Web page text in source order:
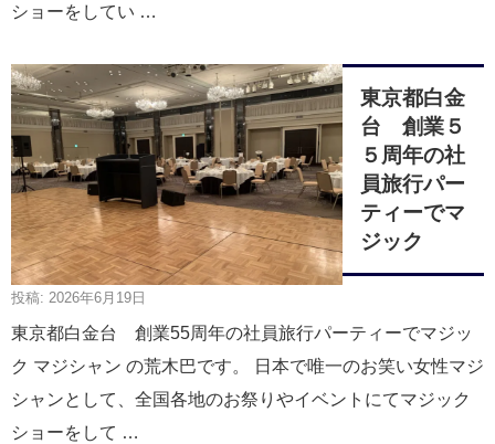
ショーをしてい …
東京都白金
台 創業５
５周年の社
員旅行パー
ティーでマ
ジック
投稿: 2026年6月19日
東京都白金台 創業55周年の社員旅行パーティーでマジッ
ク マジシャン の荒木巴です。 日本で唯一のお笑い女性マジ
シャンとして、全国各地のお祭りやイベントにてマジック
ショーをして …